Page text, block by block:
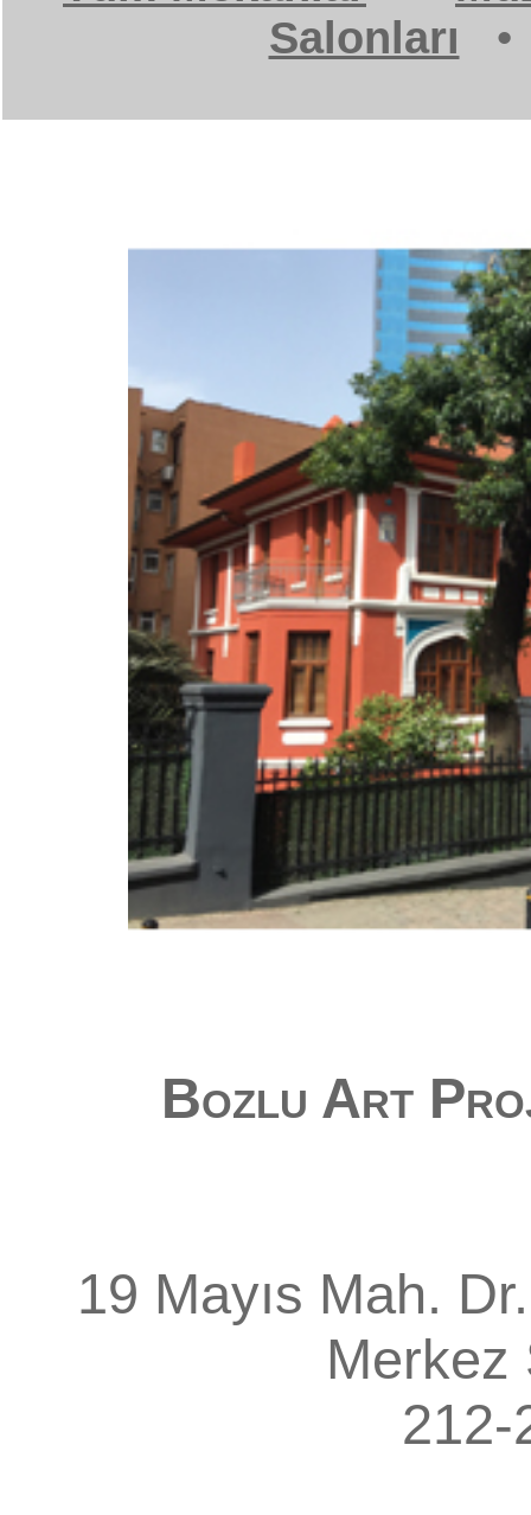
Salonları
Bozlu Art
19 Mayıs Mah.
Merkez
212-